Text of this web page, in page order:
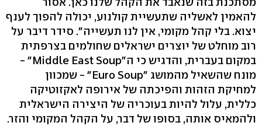
להאמין לאשליה שתעשיית קולנוע, יכולה להפוך לענף
יצוא. בלי קהל מקומי, אין לנו תעשייה". סידר דיבר על
רוב מוחלט של יוצרים ישראלים שחולמים בצרפתית
במקום בעברית, והדגיש כי ה"Middle East Soup" -
מונח שהשאיל מהמושג "Euro Soup" - שמכוון
למחיקת הזהות והפיכתה של אירופה לאקזוטיקה
כללית, עלול להיות בעוכריה של היצירה הישראלית
ולהמאיס אותה, בסופו של דבר, על הקהל המקומי והזר.